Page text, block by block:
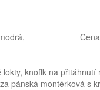
lokty, knoflk na
pánská montérková s